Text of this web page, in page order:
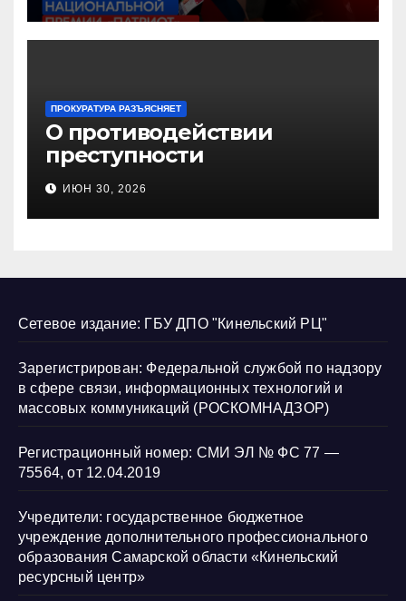
ПРОКУРАТУРА РАЗЪЯСНЯЕТ
О противодействии
преступности
несовершеннолетних и
нарушению их прав
ИЮН 30, 2026
Сетевое издание: ГБУ ДПО "Кинельский РЦ"
Зарегистрирован: Федеральной службой по надзору
в сфере связи, информационных технологий и
массовых коммуникаций (РОСКОМНАДЗОР)
Регистрационный номер: СМИ ЭЛ № ФС 77 —
75564, от 12.04.2019
Учредители: государственное бюджетное
учреждение дополнительного профессионального
образования Самарской области «Кинельский
ресурсный центр»